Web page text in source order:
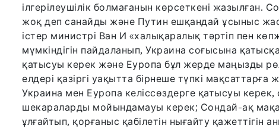
ілгерілеушілік болмағанын көрсеткені
жоқ деп санайды және Путин ешқандай ұсыныс
істер министрі Ван И «халықаралық тәртіп пен
мүмкіндігін пайдаланып, Украина соғысына
қатысуы керек және Еуропа бұл жерде маңызды рөл
елдері қазіргі уақытта бірнеше түпкі
Украина мен Еуропа келіссөздерге қатысуы
шекараларды мойындамауы керек; Сондай-ақ
ұлғайтып, қорғаныс қабілетін нығайту қажеттігін